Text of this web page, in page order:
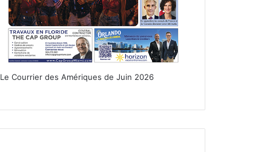
Le Courrier des Amériques de Juin 2026